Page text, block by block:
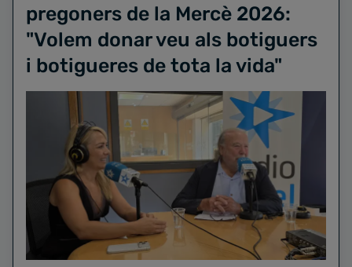
pregoners de la Mercè 2026:
"Volem donar veu als botiguers
i botigueres de tota la vida"